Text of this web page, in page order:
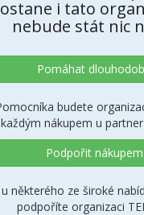
i tato
nebude stát nic
Pomáhat
budete
každým nákupem u
Podpořit nákupem
některého ze široké
podpoříte organizaci